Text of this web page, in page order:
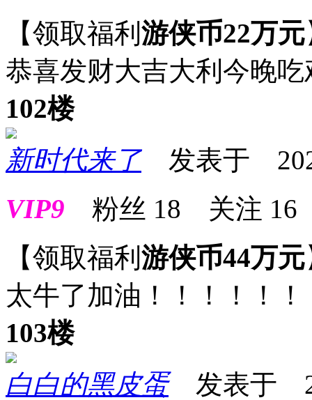
【领取福利 游侠币22万元
恭喜发财大吉大利今晚吃
102楼
新时代来了发表于
VIP9 粉丝 18 关注 16
【领取福利 游侠币44万元
太牛了加油！！！！！！
103楼
白白的黑皮蛋发表于